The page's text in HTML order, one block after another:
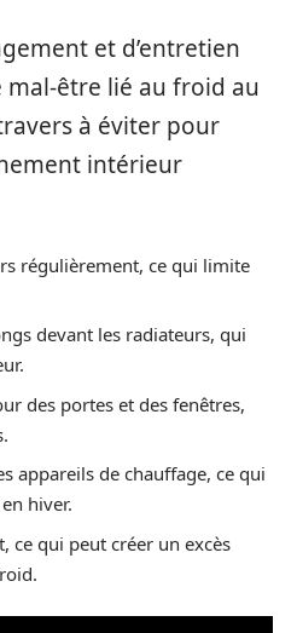
et d’entretien
être lié au froid au
à éviter pour
intérieur
régulièrement, ce qui limite
devant les radiateurs, qui
des portes et des fenêtres,
appareils de chauffage, ce qui
hiver.
ce qui peut créer un excès